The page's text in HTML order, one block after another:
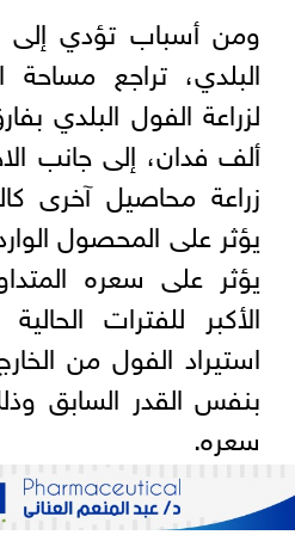
ومن أسباب تؤدي إلى
البلدي، تراجع
لزراعة الفول البلدي
ألف فدان، إلى جانب
زراعة محاصيل آخرى
يؤثر على المحصول
يؤثر على سعره
الأكبر للفترات
استيراد الفول من
بنفس القدر السابق
سعره.